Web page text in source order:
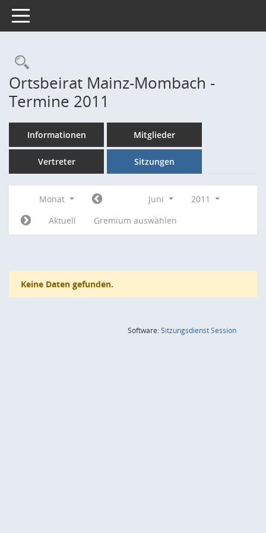
Toggle navigation
Rechercheauswahl
Ortsbeirat Mainz-Mombach -
Termine 2011
Informationen Mitglieder
Vertreter Sitzungen
Monat Juni
2011
Aktuell
Gremium auswählen
Keine Daten gefunden.
Software:SitzungsdienstSession(Wird in